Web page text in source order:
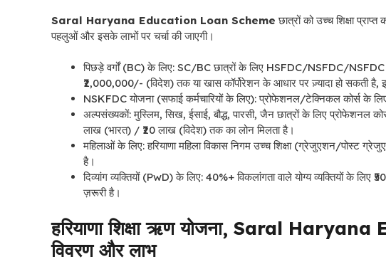
Saral Haryana Education Loan Scheme छात्रों को उच्च शिक्षा
पहलुओं और इसके लाभों पर चर्चा की जाएगी।
पिछड़े वर्गों (BC) के लिए: SC/BC छात्रों के लिए HSFDC/NSFDC/
2,000,000/- (विदेश) तक या खास कॉर्पोरेशन के आधार पर ज़्यादा हो सकती
NSKFDC योजना (सफाई कर्मचारियों के लिए): प्रोफेशनल/टेक्निकल कोर्स के
अल्पसंख्यकों: मुस्लिम, सिख, ईसाई, बौद्ध, पारसी, जैन छात्रों के लिए प्रोफेशनल
लाख (भारत) / ₹20 लाख (विदेश) तक का लोन मिलता है।
महिलाओं के लिए: हरियाणा महिला विकास निगम उच्च शिक्षा (ग्रेजुएशन/पोस्ट
है।
दिव्यांग व्यक्तियों (PwD) के लिए: 40%+ विकलांगता वाले योग्य व्यक्तियों के
ज़रूरी है।
हरियाणा शिक्षा ऋण योजना, Saral
विवरण और लाभ